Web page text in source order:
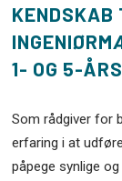
KENDSKAB
1- OG 5-
Som rådgiver for
erfaring i at
påpege synlige